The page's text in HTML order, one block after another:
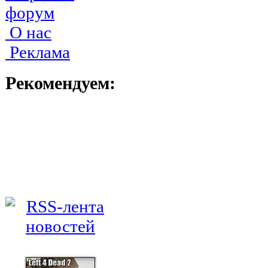
форум
О нас
Реклама
Рекомендуем: